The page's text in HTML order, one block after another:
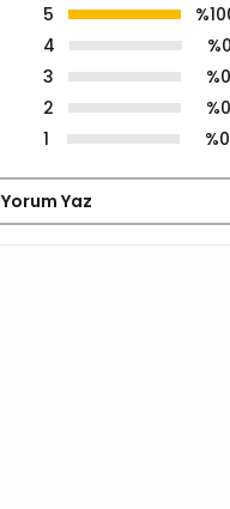
5
4
%0
3
%0
2
%0
1
%0
Yorum Yaz